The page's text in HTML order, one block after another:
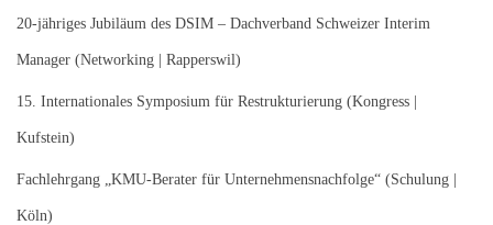
c
:
20-jähriges Jubiläum des DSIM – Dachverband Schweizer Interim
Manager (Networking | Rapperswil)
15. Internationales Symposium für Restrukturierung (Kongress |
Kufstein)
Fachlehrgang „KMU-Berater für Unternehmensnachfolge“ (Schulung |
Köln)